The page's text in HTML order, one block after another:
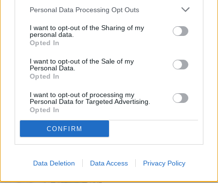
Personal Data Processing Opt Outs
I want to opt-out of the Sharing of my
personal data.
Opted In
I want to opt-out of the Sale of my
Personal Data.
Opted In
I want to opt-out of processing my
Personal Data for Targeted Advertising.
Opted In
CONFIRM
Data Deletion Data Access Privacy Policy
Două eleve de la Colegiul Național
„Nicu Gane” au urcat în topul 10
Colegiul „Vasile Lovinescu” își
așteaptă noua generație de elevi